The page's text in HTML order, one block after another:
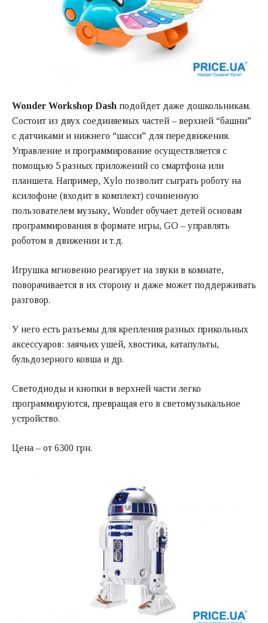
Wonder Workshop Dash подойдет даже дошкольникам.
Состоит из двух соединяемых частей – верхней “башни”
с датчиками и нижнего “шасси” для передвижения.
Управление и программирование осуществляется с
помощью 5 разных приложений со смартфона или
планшета. Например, Xylo позволит сыграть роботу на
ксилофоне (входит в комплект) сочиненную
пользователем музыку, Wonder обучает детей основам
программирования в формате игры, GO – управлять
роботом в движении и т.д.
Игрушка мгновенно реагирует на звуки в комнате,
поворачивается в их сторону и даже может поддерживать
разговор.
У него есть разъемы для крепления разных прикольных
аксессуаров: заячьих ушей, хвостика, катапульты,
бульдозерного ковша и др.
Светодиоды и кнопки в верхней части легко
программируются, превращая его в светомузыкальное
устройство.
Цена – от 6300 грн.